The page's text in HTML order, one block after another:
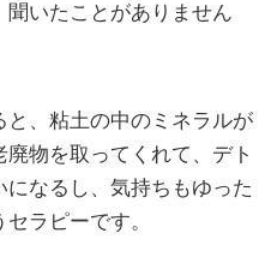
いたことがありません
、粘土の中のミネラルが
物を取ってくれて、デト
なるし、気持ちもゆった
ラピーです。